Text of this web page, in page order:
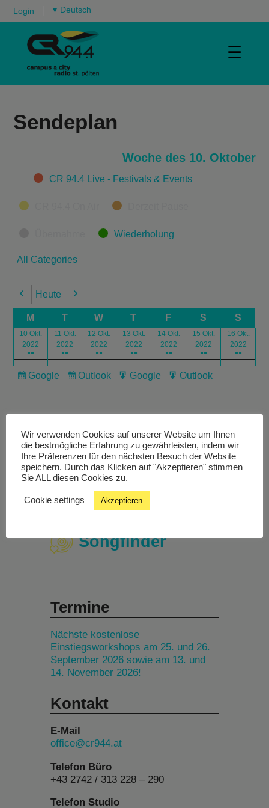
Login ▾
☰
Sendeplan
Woche des 10. Oktober
CategoriesCR 94.4 Live - Festivals & Events
Wiederholung
All Categories
Previous
Heute Next
M T W T F S S
10 Okt.
2022
●●
11 Okt.
2022
●●
12 Okt.
2022
●●
13 Okt.
2022
●●
14 Okt.
2022
●●
15 Okt.
2022
●●
16 Okt.
2022
●●
Subscribe
Google
Subscribe
Outlook
Export
Google
Export
Outlook
Livestream
Studiochat
Songfinder
Termine
Nächste kostenlose
Einstiegsworkshops am 25. und 26.
September 2026 sowie am 13. und
14. November 2026!
Kontakt
E-Mail
office@cr944.at
Telefon Büro
+43 2742 / 313 228 – 290
Telefon Studio
Wir verwenden Cookies auf unserer Website um Ihnen
die bestmögliche Erfahrung zu gewährleisten, indem wir
Ihre Präferenzen für den nächsten Besuch der Website
speichern. Durch das Klicken auf "Akzeptieren" stimmen
Sie ALL diesen Cookies zu.
Cookie settings Akzeptieren